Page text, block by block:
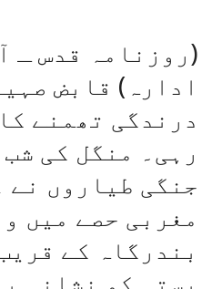
(روزنامہ قدس ـ
ادارہ) قابض
درندگی تھمنے
رہی۔ منگل کی
جنگی طیاروں نے
مغربی حصے میں
بندرگاہ کے
بستی کو نشانہ